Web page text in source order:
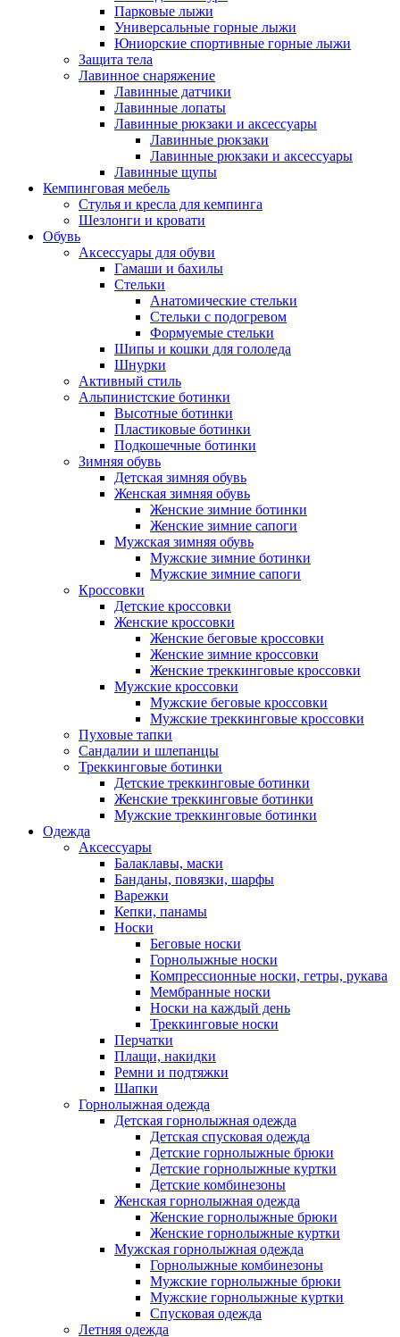
Парковые лыжи
Универсальные горные лыжи
Юниорские спортивные горные лыжи
Защита тела
Лавинное снаряжение
Лавинные датчики
Лавинные лопаты
Лавинные рюкзаки и аксессуары
Лавинные рюкзаки
Лавинные рюкзаки и аксессуары
Лавинные щупы
Кемпинговая мебель
Стулья и кресла для кемпинга
Шезлонги и кровати
Обувь
Аксессуары для обуви
Гамаши и бахилы
Стельки
Анатомические стельки
Стельки с подогревом
Формуемые стельки
Шипы и кошки для гололеда
Шнурки
Активный стиль
Альпинистские ботинки
Высотные ботинки
Пластиковые ботинки
Подкошечные ботинки
Зимняя обувь
Детская зимняя обувь
Женская зимняя обувь
Женские зимние ботинки
Женские зимние сапоги
Мужская зимняя обувь
Мужские зимние ботинки
Мужские зимние сапоги
Кроссовки
Детские кроссовки
Женские кроссовки
Женские беговые кроссовки
Женские зимние кроссовки
Женские треккинговые кроссовки
Мужские кроссовки
Мужские беговые кроссовки
Мужские треккинговые кроссовки
Пуховые тапки
Сандалии и шлепанцы
Треккинговые ботинки
Детские треккинговые ботинки
Женские треккинговые ботинки
Мужские треккинговые ботинки
Одежда
Аксессуары
Балаклавы, маски
Банданы, повязки, шарфы
Варежки
Кепки, панамы
Носки
Беговые носки
Горнолыжные носки
Компрессионные носки, гетры, рукава
Мембранные носки
Носки на каждый день
Треккинговые носки
Перчатки
Плащи, накидки
Ремни и подтяжки
Шапки
Горнолыжная одежда
Детская горнолыжная одежда
Детская спусковая одежда
Детские горнолыжные брюки
Детские горнолыжные куртки
Детские комбинезоны
Женская горнолыжная одежда
Женские горнолыжные брюки
Женские горнолыжные куртки
Мужская горнолыжная одежда
Горнолыжные комбинезоны
Мужские горнолыжные брюки
Мужские горнолыжные куртки
Спусковая одежда
Летняя одежда